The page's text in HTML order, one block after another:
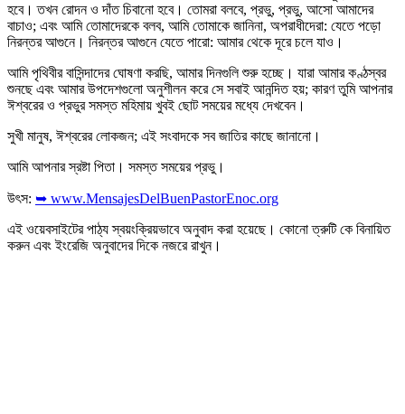
হবে। তখন রোদন ও দাঁত চিবানো হবে। তোমরা বলবে, প্রভু, প্রভু, আসো আমাদের
বাচাও; এবং আমি তোমাদেরকে বলব, আমি তোমাকে জানিনা, অপরাধীদেরা: যেতে পড়ো
নিরন্তর আগুনে। নিরন্তর আগুনে যেতে পারো: আমার থেকে দূরে চলে যাও।
আমি পৃথিবীর বাসিন্দাদের ঘোষণা করছি, আমার দিনগুলি শুরু হচ্ছে। যারা আমার কণ্ঠস্বর
শুনছে এবং আমার উপদেশগুলো অনুশীলন করে সে সবাই আনন্দিত হয়; কারণ তুমি আপনার
ঈশ্বরের ও প্রভুর সমস্ত মহিমায় খুবই ছোট সময়ের মধ্যে দেখবেন।
সুখী মানুষ, ঈশ্বরের লোকজন; এই সংবাদকে সব জাতির কাছে জানানো।
আমি আপনার স্রষ্টা পিতা। সমস্ত সময়ের প্রভু।
উৎস: ➥ www.MensajesDelBuenPastorEnoc.org
এই ওয়েবসাইটের পাঠ্য স্বয়ংক্রিয়ভাবে অনুবাদ করা হয়েছে। কোনো ত্রুটি কে বিনায়িত
করুন এবং ইংরেজি অনুবাদের দিকে নজরে রাখুন।